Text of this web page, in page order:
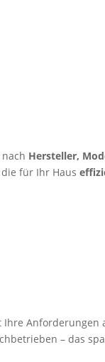
Hersteller,
für Ihr Haus
Anforderungen
– das